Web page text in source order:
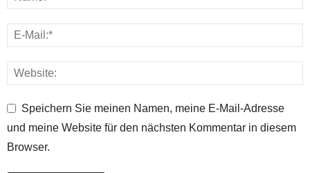
Speichern Sie meinen Namen, meine E-Mail-Adresse
und meine Website für den nächsten Kommentar in diesem
Browser.